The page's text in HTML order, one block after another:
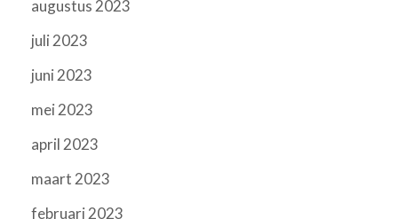
augustus 2023
juli 2023
juni 2023
mei 2023
april 2023
maart 2023
februari 2023